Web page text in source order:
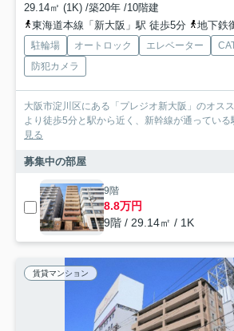
29.14㎡ (1K) /築20年 /10階建
東海道本線「新大阪」駅 徒歩5分
地下鉄御
駐輪場 オートロック エレベーター
防犯カメラ
大阪市淀川区にある「プレジオ新大阪」のオス
より徒歩5分と駅から近く、新幹線が通っている
見る
募集中の部屋
9階
8.8万円
9階 / 29.14㎡ / 1K
賃貸マンション